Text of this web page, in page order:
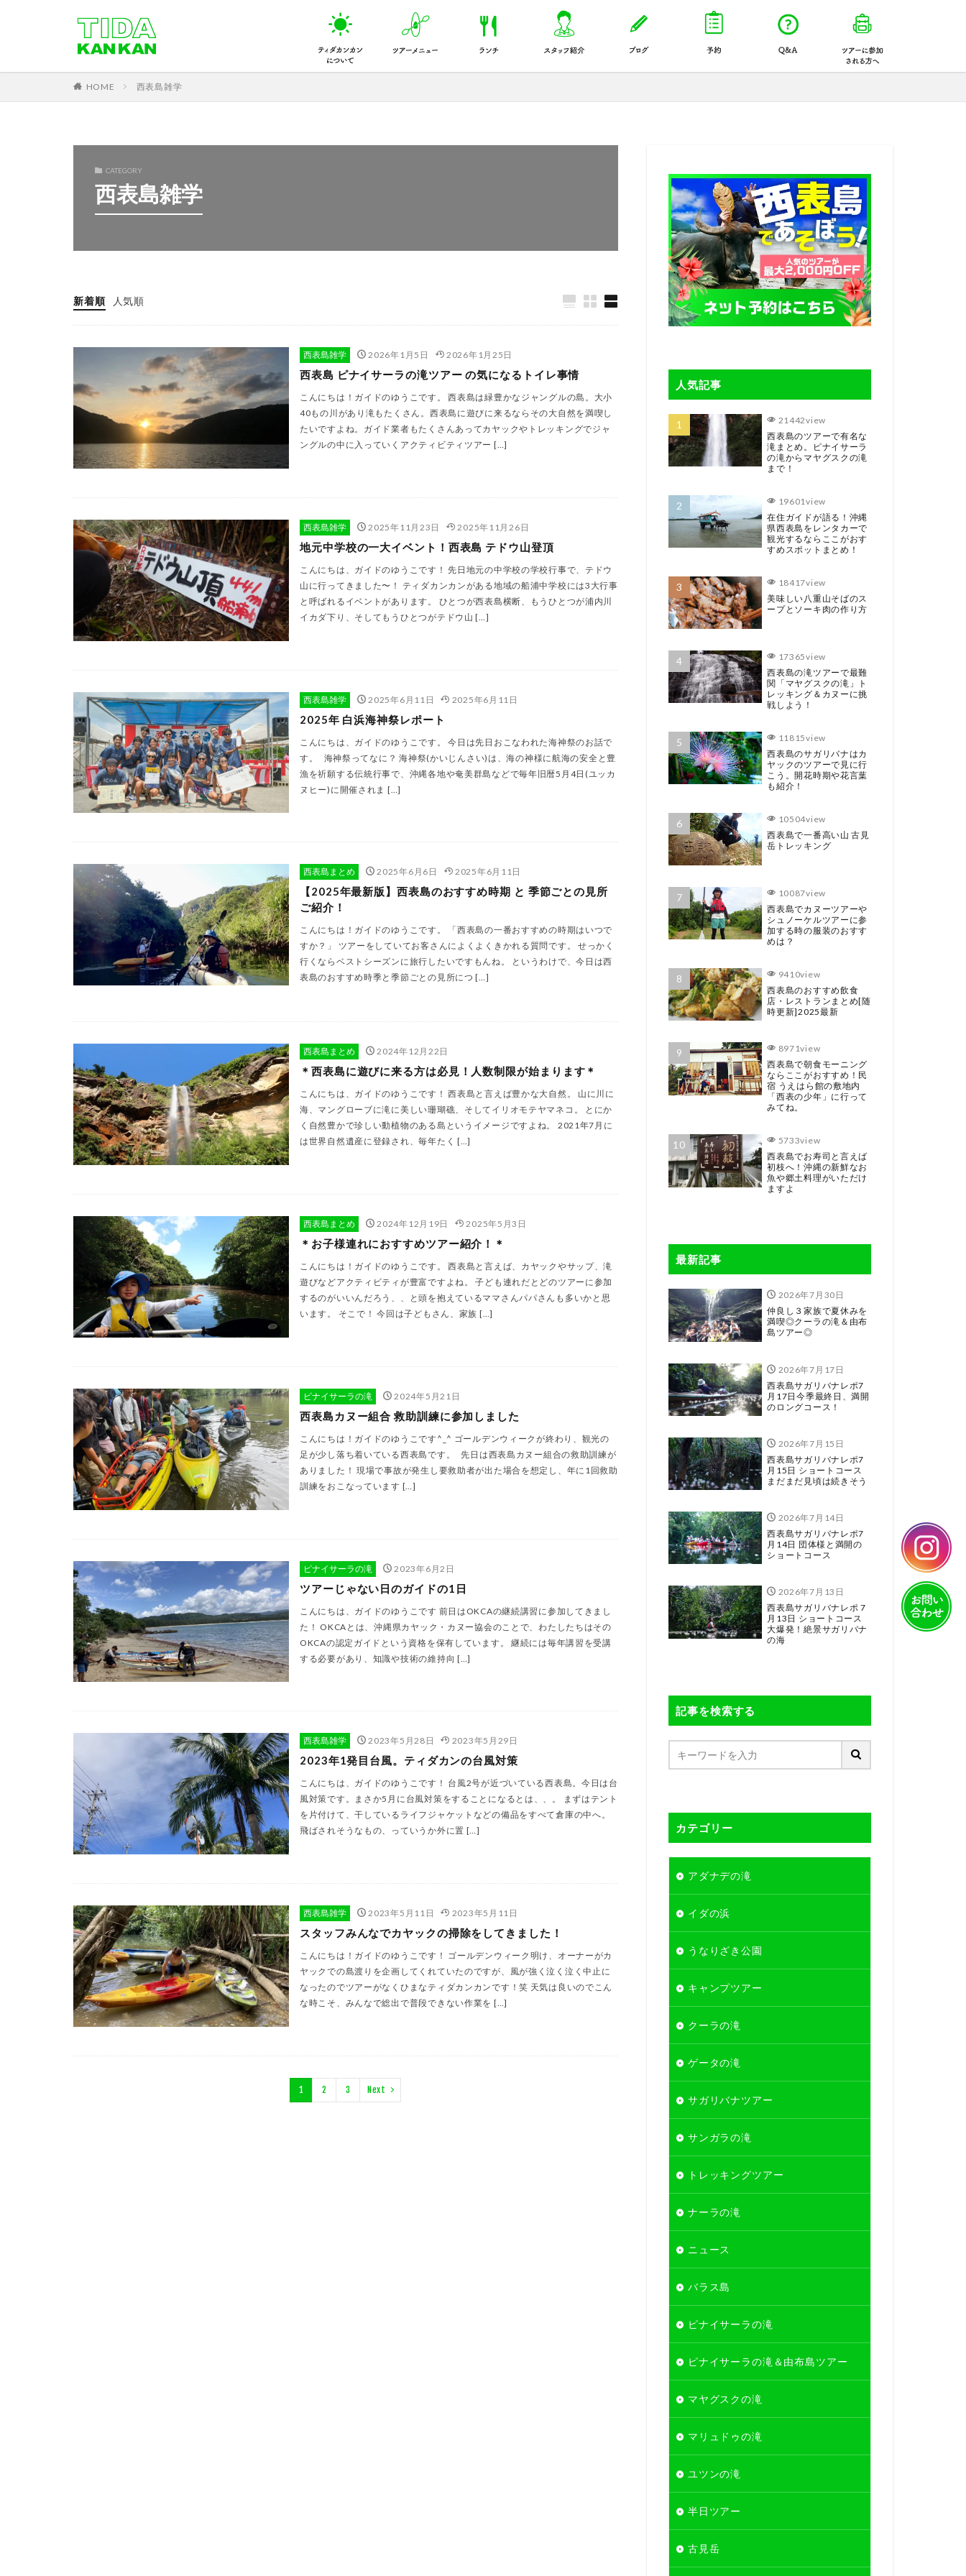
HOME 西表島雑学
CATEGORY
西表島雑学
新着順 人気順
西表島雑学 2026年1月5日 2026年1月25日
西表島 ピナイサーラの滝ツアー の気になるトイレ事情
こんにちは！ガイドのゆうこです。 西表島は緑豊かなジャングルの島。大小
40もの川があり滝もたくさん。西表島に遊びに来るならその大自然を満喫し
たいですよね。ガイド業者もたくさんあってカヤックやトレッキングでジャ
ングルの中に入っていくアクティビティツアー […]
西表島雑学 2025年11月23日 2025年11月26日
地元中学校の一大イベント！西表島 テドウ山登頂
こんにちは、ガイドのゆうこです！ 先日地元の中学校の学校行事で、テドウ
山に行ってきました〜！ ティダカンカンがある地域の船浦中学校には3大行事
と呼ばれるイベントがあります。 ひとつが西表島横断、もうひとつが浦内川
イカダ下り、そしてもうひとつがテドウ山 […]
西表島雑学 2025年6月11日 2025年6月11日
2025年 白浜海神祭レポート
こんにちは、ガイドのゆうこです。 今日は先日おこなわれた海神祭のお話で
す。 海神祭ってなに？ 海神祭(かいじんさい)は、海の神様に航海の安全と豊
漁を祈願する伝統行事で、沖縄各地や奄美群島などで毎年旧暦5月4日(ユッカ
ヌヒー)に開催されま […]
西表島まとめ 2025年6月6日 2025年6月11日
【2025年最新版】西表島のおすすめ時期 と 季節ごとの見所
ご紹介！
こんにちは！ガイドのゆうこです。 「西表島の一番おすすめの時期はいつで
すか？」 ツアーをしていてお客さんによくよくきかれる質問です。 せっかく
行くならベストシーズンに旅行したいですもんね。 というわけで、今日は西
表島のおすすめ時季と季節ごとの見所につ […]
西表島まとめ 2024年12月22日
＊西表島に遊びに来る方は必見！人数制限が始まります＊
こんにちは、ガイドのゆうこです！ 西表島と言えば豊かな大自然。 山に川に
海、マングローブに滝に美しい珊瑚礁、そしてイリオモテヤマネコ。 とにか
く自然豊かで珍しい動植物のある島というイメージですよね。 2021年7月に
は世界自然遺産に登録され、毎年たく […]
西表島まとめ 2024年12月19日 2025年5月3日
＊お子様連れにおすすめツアー紹介！＊
こんにちは！ガイドのゆうこです。 西表島と言えば、カヤックやサップ、滝
遊びなどアクティビティが豊富ですよね。 子ども連れだとどのツアーに参加
するのがいいんだろう、、と頭を抱えているママさんパパさんも多いかと思
います。 そこで！ 今回は子どもさん、家族 […]
ピナイサーラの滝 2024年5月21日
西表島カヌー組合 救助訓練に参加しました
こんにちは！ガイドのゆうこです^_^ ゴールデンウィークが終わり、観光の
足が少し落ち着いている西表島です。 先日は西表島カヌー組合の救助訓練が
ありました！ 現場で事故が発生し要救助者が出た場合を想定し、年に1回救助
訓練をおこなっています […]
ピナイサーラの滝 2023年6月2日
ツアーじゃない日のガイドの1日
こんにちは、ガイドのゆうこです 前日はOKCAの継続講習に参加してきまし
た！ OKCAとは、沖縄県カヤック・カヌー協会のことで、わたしたちはその
OKCAの認定ガイドという資格を保有しています。 継続には毎年講習を受講
する必要があり、知識や技術の維持向 […]
西表島雑学 2023年5月28日 2023年5月29日
2023年1発目台風。ティダカンの台風対策
こんにちは、ガイドのゆうこです！ 台風2号が近づいている西表島。今日は台
風対策です。まさか5月に台風対策をすることになるとは、、。 まずはテント
を片付けて、干しているライフジャケットなどの備品をすべて倉庫の中へ。
飛ばされそうなもの、っていうか外に置 […]
西表島雑学 2023年5月11日 2023年5月11日
スタッフみんなでカヤックの掃除をしてきました！
こんにちは！ガイドのゆうこです！ ゴールデンウィーク明け、オーナーがカ
ヤックでの島渡りを企画してくれていたのですが、風が強く泣く泣く中止に
なったのでツアーがなくひまなティダカンカンです！笑 天気は良いのでこん
な時こそ、みんなで総出で普段できない作業を […]
1 2 3 Next
人気記事
21442view
西表島のツアーで有名な
滝まとめ。ピナイサーラ
の滝からマヤグスクの滝
まで！
19601view
在住ガイドが語る！沖縄
県西表島をレンタカーで
観光するならここがおす
すめスポットまとめ！
18417view
美味しい八重山そばのス
ープとソーキ肉の作り方
17365view
西表島の滝ツアーで最難
関「マヤグスクの滝」ト
レッキング＆カヌーに挑
戦しよう！
11815view
西表島のサガリバナはカ
ヤックのツアーで見に行
こう。開花時期や花言葉
も紹介！
10504view
西表島で一番高い山 古見
岳トレッキング
10087view
西表島でカヌーツアーや
シュノーケルツアーに参
加する時の服装のおすす
めは？
9410view
西表島のおすすめ飲食
店・レストランまとめ[随
時更新]2025最新
8971view
西表島で朝食モーニング
ならここがおすすめ！民
宿 うえはら館の敷地内
「西表の少年」に行って
みてね。
5733view
西表島でお寿司と言えば
初枝へ！沖縄の新鮮なお
魚や郷土料理がいただけ
ますよ
最新記事
2026年7月30日
仲良し３家族で夏休みを
満喫◎クーラの滝＆由布
島ツアー◎
2026年7月17日
西表島サガリバナレポ7
月17日今季最終日、満開
のロングコース！
2026年7月15日
西表島サガリバナレポ7
月15日 ショートコース
まだまだ見頃は続きそう
2026年7月14日
西表島サガリバナレポ7
月14日 団体様と満開の
ショートコース
2026年7月13日
西表島サガリバナレポ 7
月13日 ショートコース
大爆発！絶景サガリバナ
の海
記事を検索する
カテゴリー
アダナデの滝
イダの浜
うなりざき公園
キャンプツアー
クーラの滝
ゲータの滝
サガリバナツアー
サンガラの滝
トレッキングツアー
ナーラの滝
ニュース
バラス島
ピナイサーラの滝
ピナイサーラの滝＆由布島ツアー
マヤグスクの滝
マリュドゥの滝
ユツンの滝
半日ツアー
古見岳